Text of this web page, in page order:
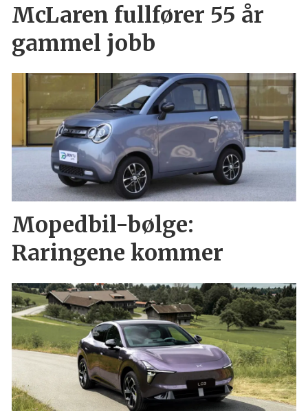
McLaren fullfører 55 år
gammel jobb
Mopedbil-bølge:
Raringene kommer